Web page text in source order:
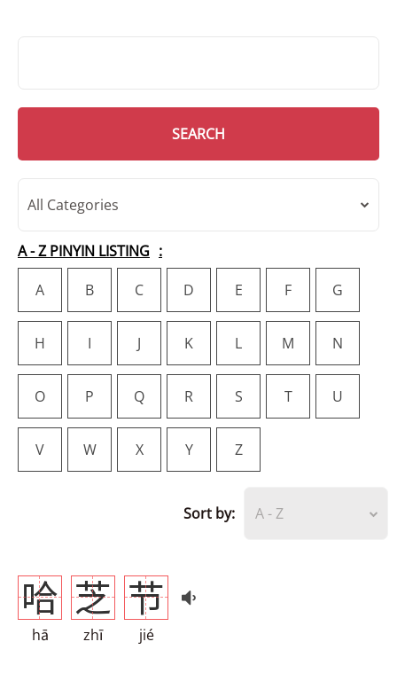
SEARCH
All Categories
A - Z PINYIN LISTING
A
B C D E F G
H I J K L M N
O P Q R S T U
V W X Y Z
Sort by: A - Z
哈
hā
芝
zhī
节
jié